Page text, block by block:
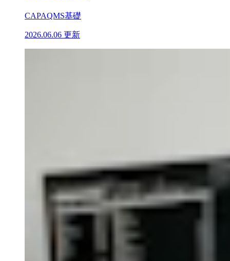
CAPAQMS基礎
2026.06.06 更新